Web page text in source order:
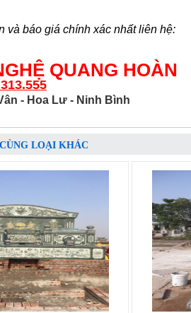
và báo giá chính xác nhất liên hệ:
QUANG HOÀN
- Hoa Lư - Ninh Bình
LOẠI KHÁC